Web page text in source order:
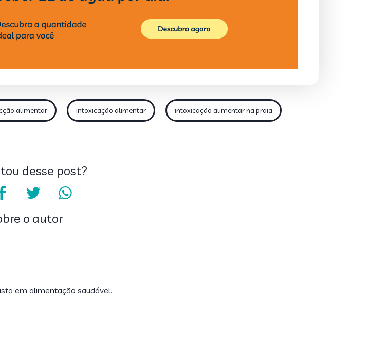
alimentar intoxicação alimentar intoxicação alimentar na praia
desse post?
o autor
em alimentação saudável.